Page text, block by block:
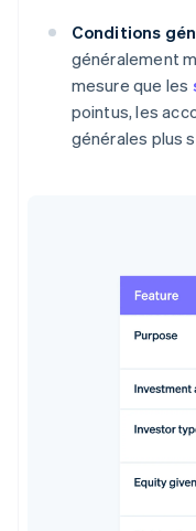
Conditions
généralement
mesure que les
pointus, les
générales plus